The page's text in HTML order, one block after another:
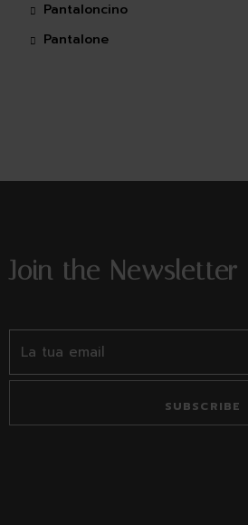
Pantaloncino
Pantalone
Join the Newsletter
SUBSCRIBE